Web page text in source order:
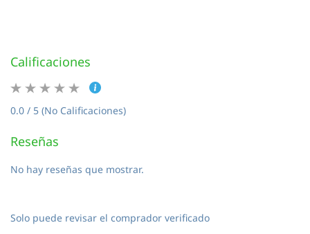
Calificaciones
0.0 / 5 (No Calificaciones)
Reseñas
No hay reseñas que mostrar.
Solo puede revisar el comprador verificado